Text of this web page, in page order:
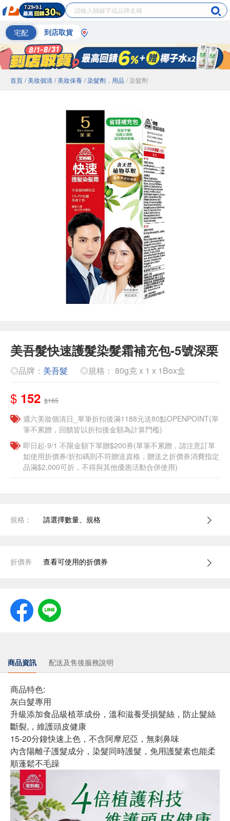
宅配 到店取貨
首頁 / 美妝個清 / 美妝保養 / 染髮劑．用品 / 染髮劑
美吾髮快速護髮染髮霜補充包-5號深栗
◎品牌： 美吾髮 ◎規格： 80g克 x 1 x 1Box盒
$ 152 $165
週六美妝個清日_單筆折扣後滿1188元送80點OPENPOINT(單
筆不累贈，回饋皆以折扣後金額為計算門檻)
即日起-9/1 不限金額下單贈$200券(單筆不累贈，請注意訂單
如使用折價券/折扣碼則不符贈送資格，贈送之折價券消費指定
品滿$2,000可折，不得與其他優惠活動合併使用)
規格： 請選擇數量、規格
折價券 查看可使用的折價券
商品資訊 配送及售後服務說明
商品特色:
灰白髮專用
升級添加食品級植萃成份，溫和滋養受損髮絲，防止髮絲
斷裂,，維護頭皮健康
15-20分鐘快速上色，不含阿摩尼亞，無刺鼻味
內含陽離子護髮成分，染髮同時護髮，免用護髮素也能柔
順蓬鬆不毛躁